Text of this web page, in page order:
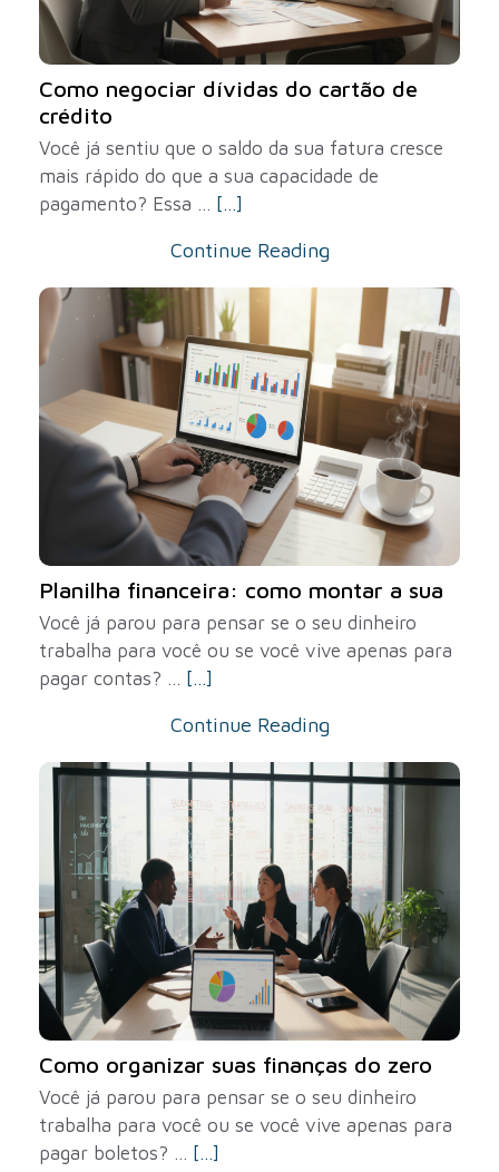
Como negociar dívidas do cartão de
crédito
Você já sentiu que o saldo da sua fatura cresce
mais rápido do que a sua capacidade de
pagamento? Essa ... [...]
Continue Reading
Planilha financeira: como montar a sua
Você já parou para pensar se o seu dinheiro
trabalha para você ou se você vive apenas para
pagar contas? ... [...]
Continue Reading
Como organizar suas finanças do zero
Você já parou para pensar se o seu dinheiro
trabalha para você ou se você vive apenas para
pagar boletos? ... [...]